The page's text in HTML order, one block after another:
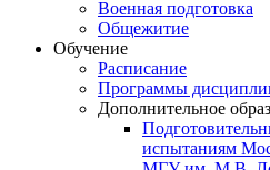
Военная подготовка
Общежитие
Обучение
Расписание
Программы
Дополнительное
испытаниям